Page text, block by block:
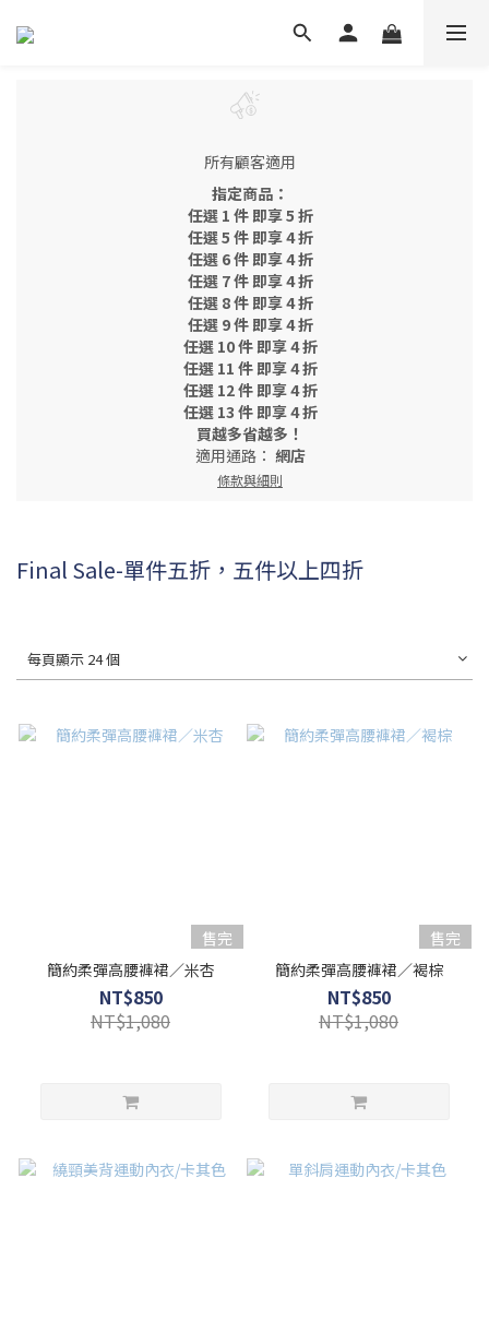
所有顧客適用
指定商品：
任選 1 件 即享 5 折
任選 5 件 即享 4 折
任選 6 件 即享 4 折
任選 7 件 即享 4 折
任選 8 件 即享 4 折
任選 9 件 即享 4 折
任選 10 件 即享 4 折
任選 11 件 即享 4 折
任選 12 件 即享 4 折
任選 13 件 即享 4 折
買越多省越多！
適用通路： 網店
條款與細則
Final Sale-單件五折，五件以上四折
每頁顯示 24 個
售完
簡約柔彈高腰褲裙／米杏
NT$850
NT$1,080
售完
簡約柔彈高腰褲裙／褐棕
NT$850
NT$1,080